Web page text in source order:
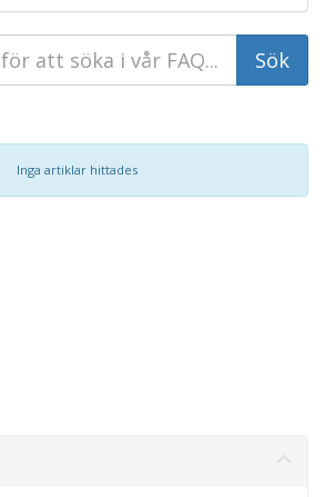
Inga artiklar hittades